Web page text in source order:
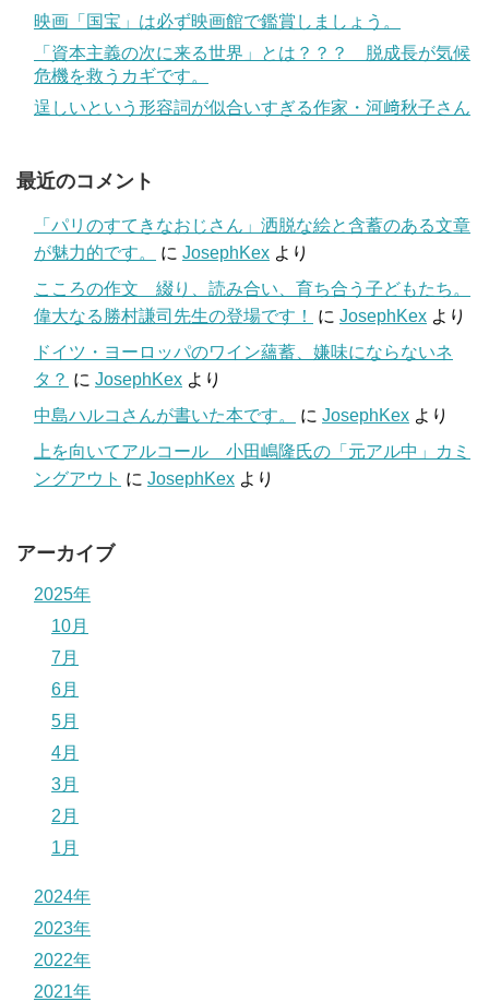
映画「国宝」は必ず映画館で鑑賞しましょう。
「資本主義の次に来る世界」とは？？？ 脱成長が気候
危機を救うカギです。
逞しいという形容詞が似合いすぎる作家・河﨑秋子さん
最近のコメント
「パリのすてきなおじさん」洒脱な絵と含蓄のある文章
が魅力的です。
に JosephKex より
こころの作文 綴り、読み合い、育ち合う子どもたち。
偉大なる勝村謙司先生の登場です！
に JosephKex より
ドイツ・ヨーロッパのワイン蘊蓄、嫌味にならないネ
タ？ に JosephKex より
中島ハルコさんが書いた本です。
に JosephKex より
上を向いてアルコール 小田嶋隆氏の「元アル中」カミ
ングアウト に JosephKex より
アーカイブ
2025年
10月
7月
6月
5月
4月
3月
2月
1月
2024年
2023年
2022年
2021年